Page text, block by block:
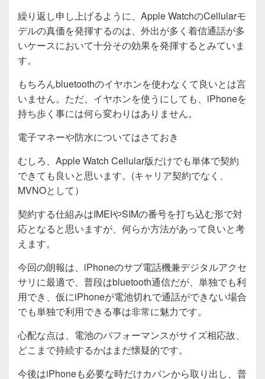
繰り返し申し上げるように、Apple WatchのCellularモ
デルの真価を発揮するのは、外出が多く着信通話が多
いケースにおいて十分その効果を発揮するとみていま
す。
もちろんbluetoothのイヤホンを使わなくて良いとは言
いません。ただ、イヤホンを使うにしても、iPhoneを
持ち歩く事には何ら変わりはありません。
電子マネーや防水についてはさておき
むしろ、Apple Watch Cellular版だけでも単体で契約
できても良いと思います。(キャリア契約でなく、
MVNOとして）
契約する仕組みはIMEIやSIMの番号を打ち込む形で対
応となると思いますが、何らか方法があって良いと考
えます。
今回の朗報は、iPhoneのサブ電話機兼デジタルアクセ
サリに最適で、普段はbluetooth通信だが、単独でも利
用でき、仮にiPhoneが電池切れで通話ができない場合
でも単独で利用できる事は非常に魅力です。
心配な点は、電池のパフォーマンスがサイズ相応故、
どこまで持続するかはまだ懐疑的です。
今後はiPhoneも必要な時だけカバンから取り出し、普